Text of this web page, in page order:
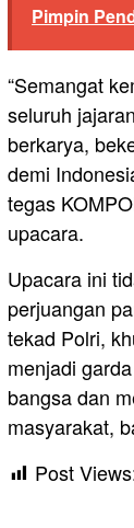
Pimpin
“Semangat
seluruh
berkarya,
demi
tegas
upacara.
Upacara ini
perjuangan
tekad Polri,
menjadi
bangsa dan
masyarakat,
Post